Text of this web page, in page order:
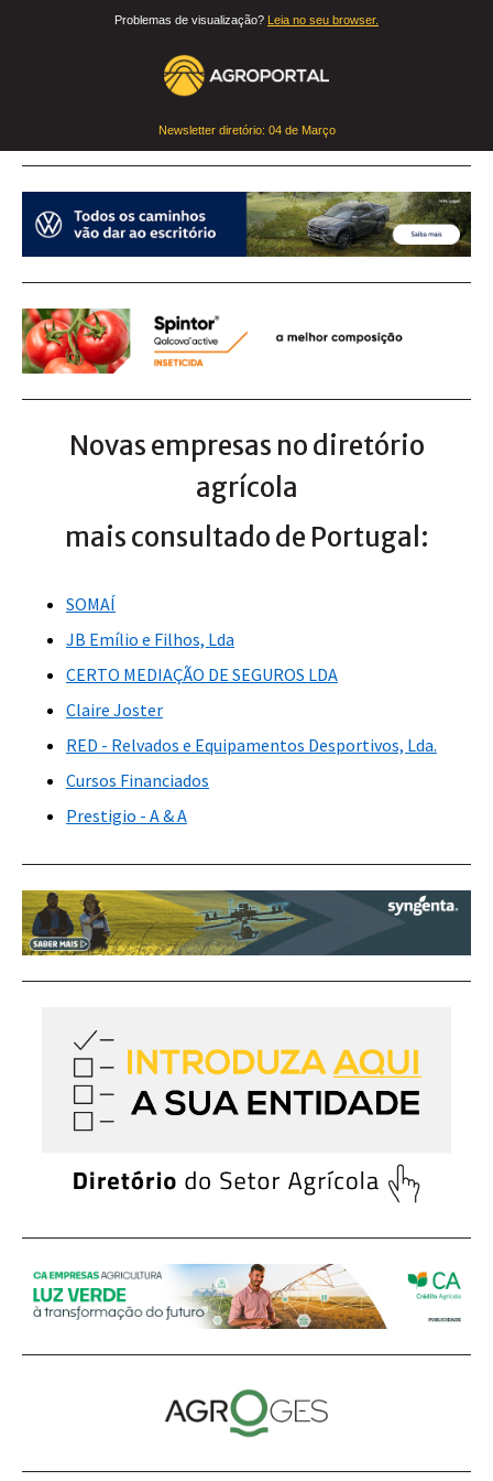
Problemas de visualização? Leia no seu browser.
Newsletter diretório: 04 de Março
Novas empresas no diretório
agrícola
mais consultado de Portugal:
SOMAÍ
JB Emílio e Filhos, Lda
CERTO MEDIAÇÃO DE SEGUROS LDA
Claire Joster
RED - Relvados e Equipamentos Desportivos, Lda.
Cursos Financiados
Prestigio - A & A